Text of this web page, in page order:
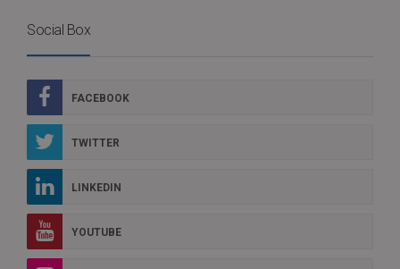
Social Box
FACEBOOK
TWITTER
LINKEDIN
YOUTUBE